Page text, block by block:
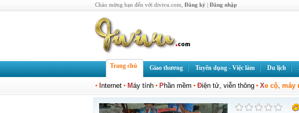
Chào mừng bạn đến với divivu.com, Đăng ký | Đăng nhập
Trang chủ Giao thương Tuyển dụng - Việc làm Du lịch
nternet Máy tính Phần mềm Điện tử, viễn thông Xe cộ, máy